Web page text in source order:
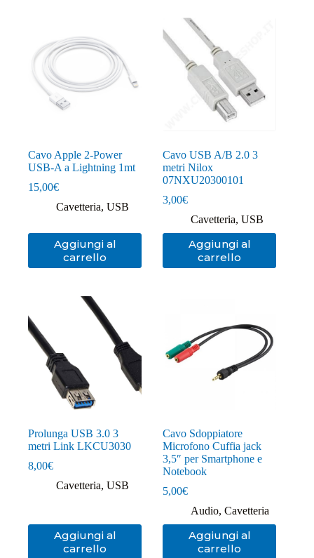
Cavo Apple 2-Power
USB-A a Lightning 1mt
15,00€
Cavetteria, USB
Aggiungi al
carrello
Cavo USB A/B 2.0 3
metri Nilox
07NXU20300101
3,00€
Cavetteria,USB
Aggiungi al
carrello
Prolunga USB 3.0 3
metri Link LKCU3030
8,00€
Cavetteria, USB
Aggiungi al
carrello
Cavo Sdoppiatore
Microfono Cuffia jack
3,5″ per Smartphone e
Notebook
5,00€
Audio,Cavetteria
Aggiungi al
carrello